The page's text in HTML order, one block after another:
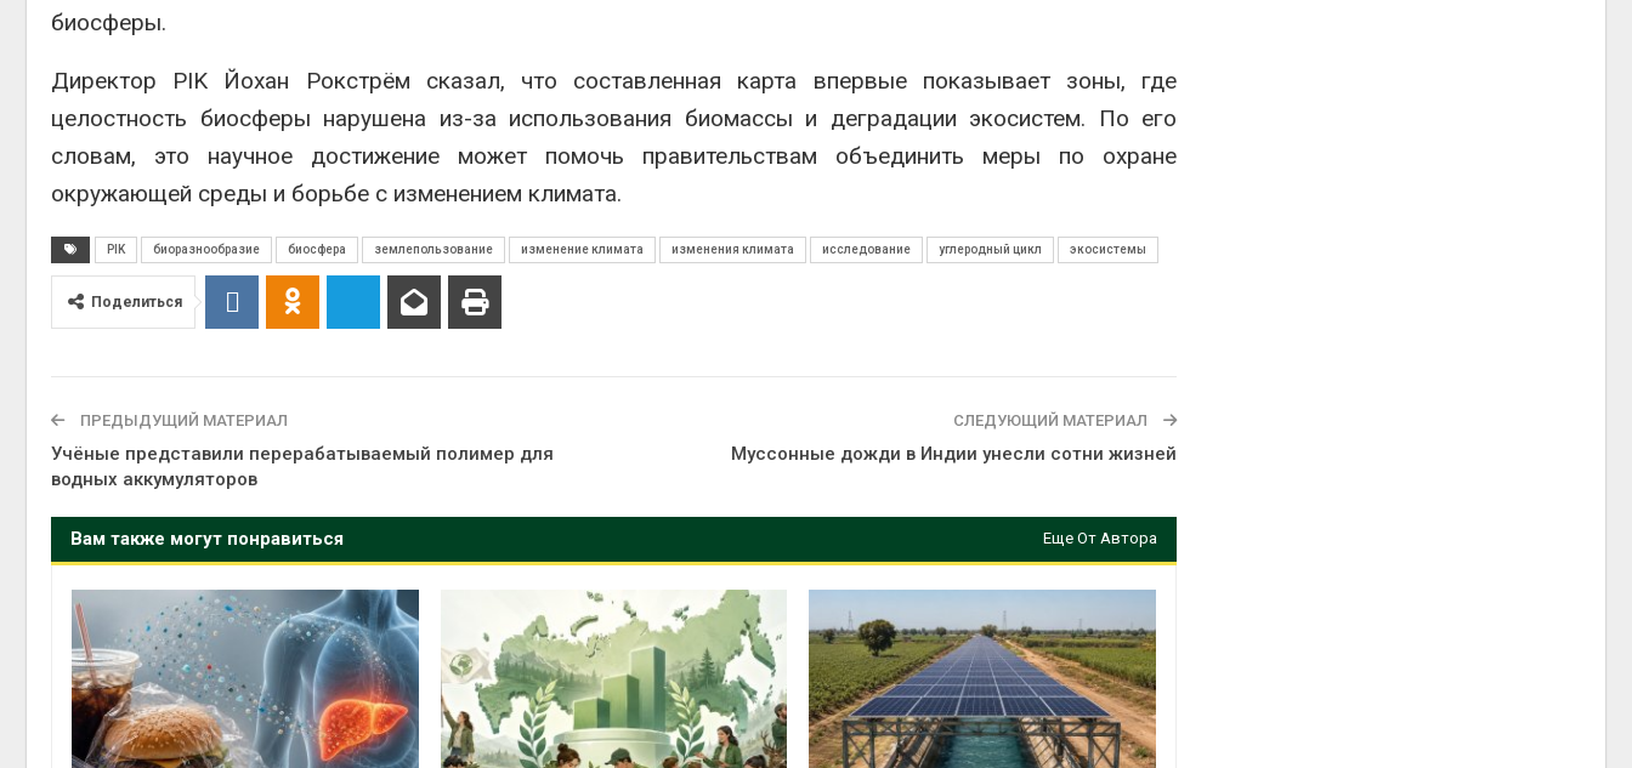
биосферы.
Директор PIK Йохан Рокстрём сказал, что составленная карта впервые показывает зоны, где
целостность биосферы нарушена из-за использования биомассы и деградации экосистем. По его
словам, это научное достижение может помочь правительствам объединить меры по охране
окружающей среды и борьбе с изменением климата.
PIK биоразнообразие биосфера землепользование изменение климата изменения климата исследование углеродный цикл экосистемы
Поделиться
ПРЕДЫДУЩИЙ МАТЕРИАЛ
Учёные представили перерабатываемый полимер для
водных аккумуляторов
СЛЕДУЮЩИЙ МАТЕРИАЛ
Муссонные дожди в Индии унесли сотни жизней
Вам также могут понравиться Еще От Автора